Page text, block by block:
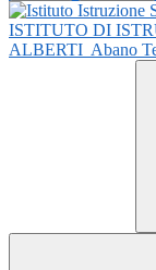
ISTITUTO DI
ALBERTI Abano